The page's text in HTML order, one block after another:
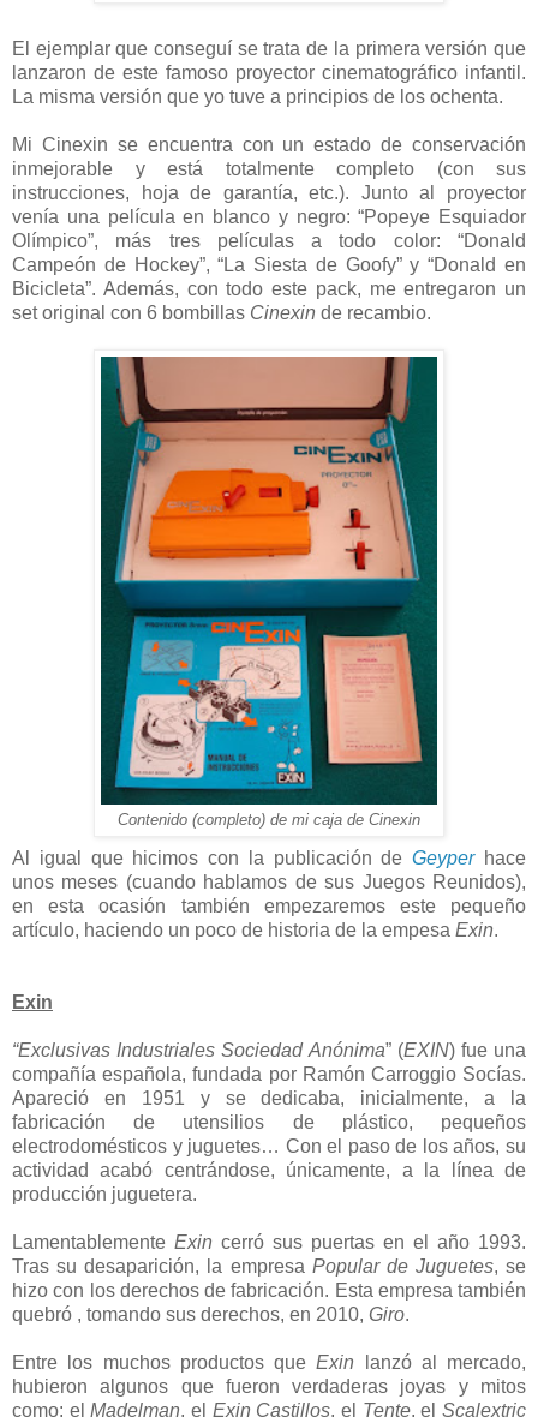
El ejemplar que conseguí se trata de la primera versión que
lanzaron de este famoso proyector cinematográfico infantil.
La misma versión que yo tuve a principios de los ochenta.
Mi Cinexin se encuentra con un estado de conservación
inmejorable y está totalmente completo (con sus
instrucciones, hoja de garantía, etc.). Junto al proyector
venía una película en blanco y negro: “Popeye Esquiador
Olímpico”, más tres películas a todo color: “Donald
Campeón de Hockey”, “La Siesta de Goofy” y “Donald en
Bicicleta”. Además, con todo este pack, me entregaron un
set original con 6 bombillas Cinexin de recambio.
Contenido (completo) de mi caja de Cinexin
Al igual que hicimos con la publicación deGeyperhace
unos meses (cuando hablamos de sus Juegos Reunidos),
en esta ocasión también empezaremos este pequeño
artículo, haciendo un poco de historia de la empesa Exin.
Exin
“Exclusivas Industriales Sociedad Anónima” (EXIN) fue una
compañía española, fundada por Ramón Carroggio Socías.
Apareció en 1951 y se dedicaba, inicialmente, a la
fabricación de utensilios de plástico, pequeños
electrodomésticos y juguetes… Con el paso de los años, su
actividad acabó centrándose, únicamente, a la línea de
producción juguetera.
Lamentablemente Exin cerró sus puertas en el año 1993.
Tras su desaparición, la empresa Popular de Juguetes, se
hizo con los derechos de fabricación. Esta empresa también
quebró , tomando sus derechos, en 2010, Giro.
Entre los muchos productos queExin lanzó al mercado,
hubieron algunos que fueron verdaderas joyas y mitos
como: elMadelman, el Exin Castillos, el Tente, elScalextric